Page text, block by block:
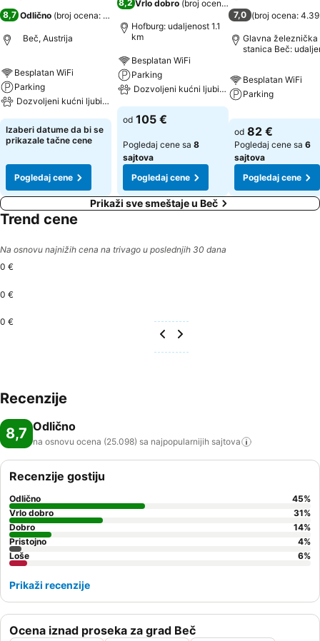
8,7 Odlično (broj ocena: 25.098
Beč, Austrija
Besplatan WiFi
Parking
Dozvoljeni kućni ljubimci
Izaberi datume da bi se
prikazale tačne cene
Pogledaj cene
8,2 Vrlo dobro (broj ocena: 7.298
Hofburg: udaljenost 1.1
km
Besplatan WiFi
Parking
Dozvoljeni kućni ljubimci
od 105 €
Pogledaj cene sa 8
sajtova
Pogledaj cene
7,0 (broj ocena:
Glavna železnička
stanica Beč:
Besplatan WiFi
Parking
od 82 €
Pogledaj cene sa 6
sajtova
Pogledaj cene
Prikaži sve smeštaje u Beč
Trend cene
Na osnovu najnižih cena na trivago u poslednjih 30 dana
0 €
0 €
0 €
Recenzije
8,7 Odlično
na osnovu ocena (25.098) sa najpopularnijih sajtova
Ocena iznad proseka za grad Beč
Recenzije gostiju
Odlično 45%
Vrlo dobro
31%
Dobro
14%
Pristojno
4%
Loše
6%
Prikaži recenzije